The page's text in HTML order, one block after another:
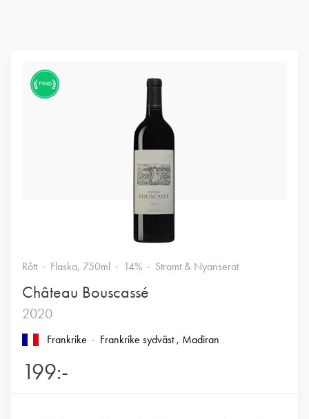
FYND
Rött Flaska, 750ml 14% Stramt & Nyanserat
Château Bouscassé
2020
Frankrike Frankrike sydväst , Madiran
199:-